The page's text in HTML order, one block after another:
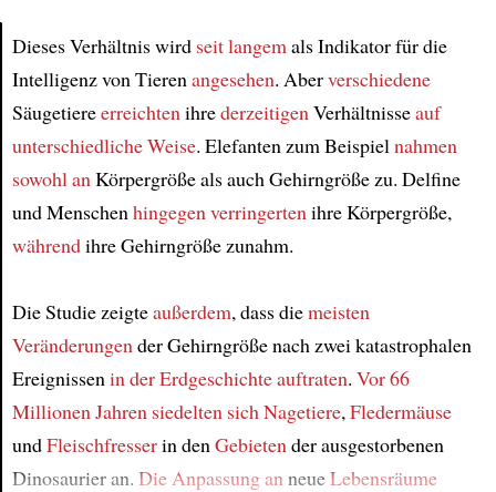
Article
Dieses Verhältnis wird seit langem als Indikator für die
Intelligenz von Tieren angesehen. Aberverschiedene
Säugetiereerreichten ihrederzeitigen Verhältnisseauf
unterschiedliche Weise. Elefanten zum Beispiel nahmen
sowohl an Körpergröße als auch Gehirngröße zu. Delfine
und Menschen hingegen verringerten ihre Körpergröße,
währendihre Gehirngröße zunahm.
Die Studie zeigteaußerdem, dass diemeisten
Veränderungen der Gehirngröße nach zwei katastrophalen
Ereignissen in der Erdgeschichteauftraten. Vor 66
Millionen Jahren siedelten sich Nagetiere, Fledermäuse
undFleischfresserin den Gebieten der ausgestorbenen
Dinosaurier an. Die Anpassung an neueLebensräume